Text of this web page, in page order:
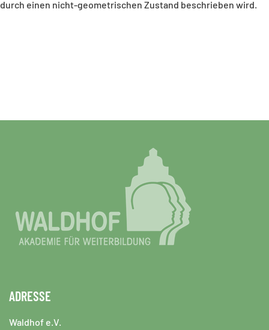
durch einen nicht-geometrischen Zustand beschrieben wird.
ADRESSE
Waldhof e.V.